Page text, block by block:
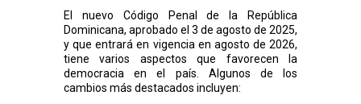
El nuevo Código Penal de la República
Dominicana, aprobado el 3 de agosto de 2025,
y que entrará en vigencia en agosto de 2026,
tiene varios aspectos que favorecen la
democracia en el país. Algunos de los
cambios más destacados incluyen: